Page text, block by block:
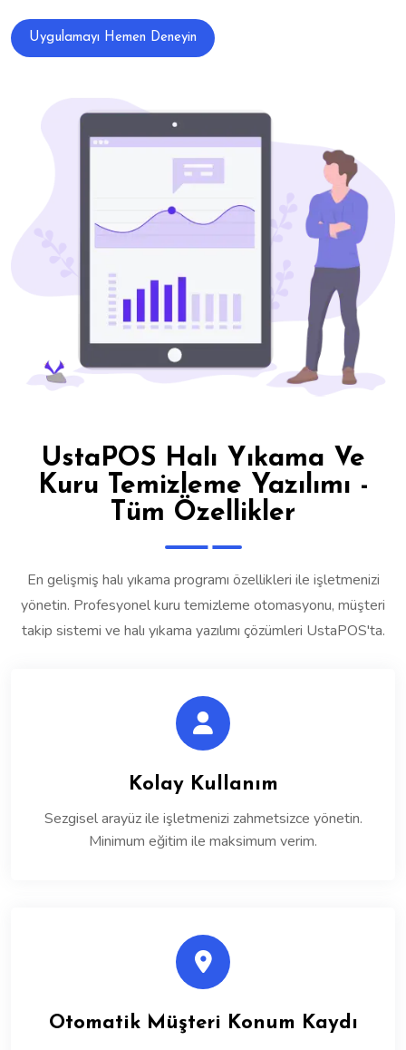
Uygulamayı Hemen Deneyin
UstaPOS Halı Yıkama Ve
Kuru Temizleme Yazılımı -
Tüm Özellikler
En gelişmiş halı yıkama programı özellikleri ile işletmenizi
yönetin. Profesyonel kuru temizleme otomasyonu, müşteri
takip sistemi ve halı yıkama yazılımı çözümleri UstaPOS'ta.
Kolay Kullanım
Sezgisel arayüz ile işletmenizi zahmetsizce yönetin.
Minimum eğitim ile maksimum verim.
Otomatik Müşteri Konum Kaydı